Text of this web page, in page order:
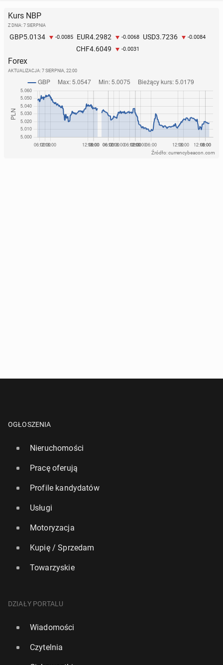
Kurs NBP
Z DNIA: 7 SIERPNIA
GBP5.0134 -0.0085 EUR4.2982 -0.0068 USD3.7236 -0.0084
CHF4.6049 -0.0031
Forex
AKTUALIZACJA: 7 SIERPNIA, 22:00
Źródło: currencybeacon.com
OGŁOSZENIA
Nieruchomości
Pracę oferują
Profile kandydatów
Usługi
Motoryzacja
Kupię / Sprzedam
Towarzyskie
DZIAŁY PORTALU
Wiadomości
Czytelnia